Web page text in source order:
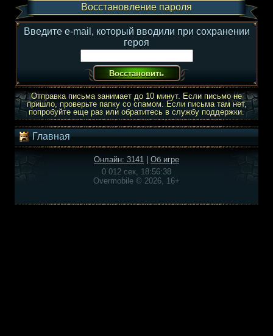
Восстановление пароля
Введите e-mail, который вводили при сохранении
героя
Отправка письма занимает до 10 минут. Если письмо не
пришло, проверьте папку со спамом. Если письма там нет,
попробуйте еще раз или обратитесь в службу поддержки.
Главная
Онлайн: 3141
Об игре
0.012 сек, 18:56:38
Overmobile © 2026, 16+